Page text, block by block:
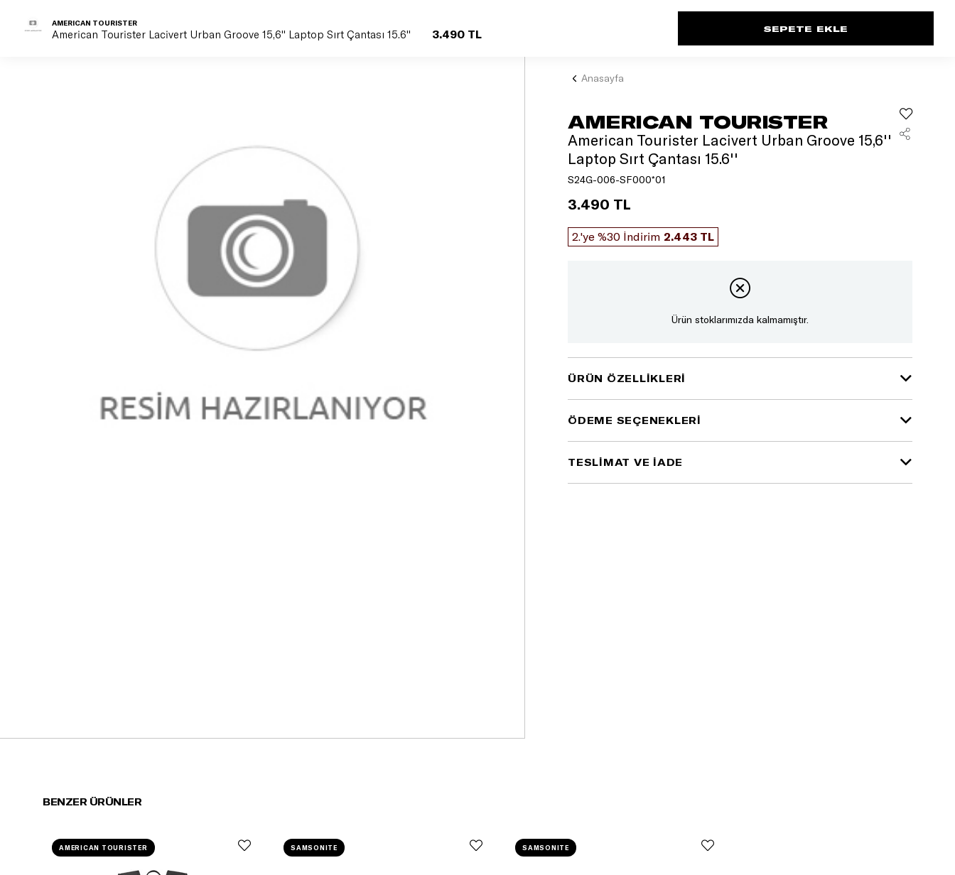
Anasayfa
AMERICAN TOURISTER
American Tourister Lacivert Urban Groove 15,6''
Laptop Sırt Çantası 15.6''
S24G-006-SF000*01
3.490 TL
2.'ye %30 İndirim 2.443 TL
Ürün stoklarımızda kalmamıştır.
ÜRÜN ÖZELLIKLERI
ÖDEME SEÇENEKLERI
TESLİMAT VE İADE
BENZER ÜRÜNLER
AMERICAN TOURISTER SAMSONITE SAMSONITE
AMERICAN TOURISTER
American Tourister Lacivert Urban Groove 15,6'' Laptop Sırt Çantası 15.6'' 3.490 TL